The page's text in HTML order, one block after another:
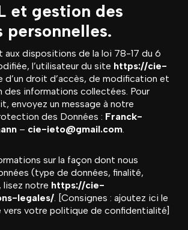
et gestion des
personnelles.
aux dispositions de la loi 78-17 du 6
, l’utilisateur du site https://cie-
d’un droit d’accès, de modification et
des informations collectées. Pour
envoyez un message à notre
des Données : Franck-
– cie-ieto@gmail.com.
sur la façon dont nous
(type de données, finalité,
notre https://cie-
legales/. [Consignes : ajoutez ici le
vers votre politique de confidentialité]